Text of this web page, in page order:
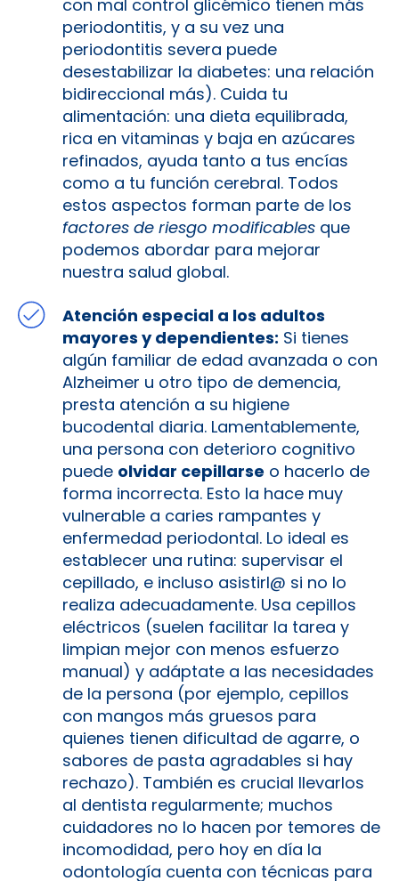
con mal control glicémico tienen más
periodontitis, y a su vez una
periodontitis severa puede
desestabilizar la diabetes: una relación
bidireccional más). Cuida tu
alimentación: una dieta equilibrada,
rica en vitaminas y baja en azúcares
refinados, ayuda tanto a tus encías
como a tu función cerebral. Todos
estos aspectos forman parte de los
factores de riesgo modificables que
podemos abordar para mejorar
nuestra salud global.
Atención especial a los adultos
mayores y dependientes: Si tienes
algún familiar de edad avanzada o con
Alzheimer u otro tipo de demencia,
presta atención a su higiene
bucodental diaria. Lamentablemente,
una persona con deterioro cognitivo
puede olvidar cepillarse o hacerlo de
forma incorrecta. Esto la hace muy
vulnerable a caries rampantes y
enfermedad periodontal. Lo ideal es
establecer una rutina: supervisar el
cepillado, e incluso asistirl@ si no lo
realiza adecuadamente. Usa cepillos
eléctricos (suelen facilitar la tarea y
limpian mejor con menos esfuerzo
manual) y adáptate a las necesidades
de la persona (por ejemplo, cepillos
con mangos más gruesos para
quienes tienen dificultad de agarre, o
sabores de pasta agradables si hay
rechazo). También es crucial llevarlos
al dentista regularmente; muchos
cuidadores no lo hacen por temores de
incomodidad, pero hoy en día la
odontología cuenta con técnicas para